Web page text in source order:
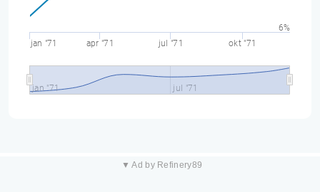
jan "71 apr "71 jul "71 okt "71
jan "71 jul "71
6%
▼ Ad by Refinery89